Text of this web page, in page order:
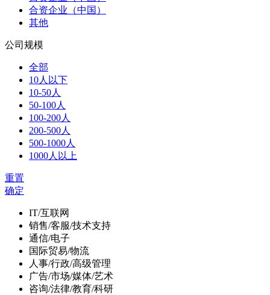
合资企业（中国）
其他
公司规模
全部
10人以下
10-50人
50-100人
100-200人
200-500人
500-1000人
1000人以上
重置
确定
IT/互联网
销售/客服/技术支持
通信/电子
国际贸易/物流
人事/行政/高级管理
广告/市场/媒体/艺术
咨询/法律/教育/科研